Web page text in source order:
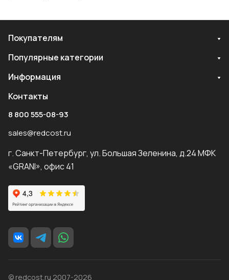
Покупателям
Популярные категории
Информация
Контакты
8 800 555-08-93
sales@redcost.ru
г. Санкт-Петербург, ул. Большая Зеленина, д.24 МФК
«GRANI», офис 41
© redcost.ru 2007-2026